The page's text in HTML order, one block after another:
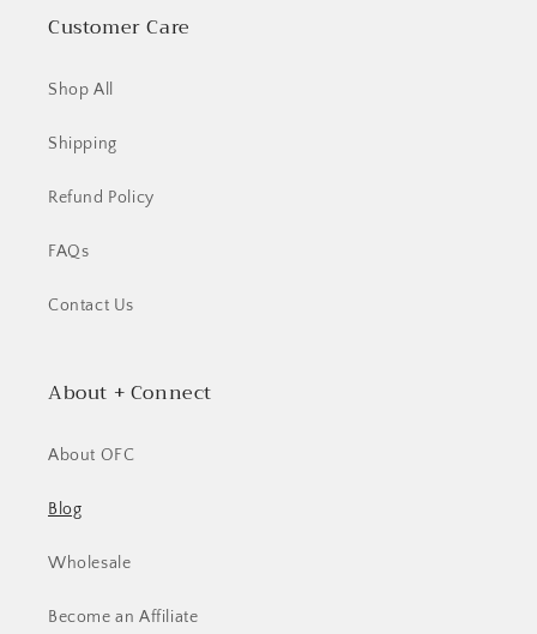
Customer Care
Shop All
Shipping
Refund Policy
FAQs
Contact Us
About + Connect
About OFC
Blog
Wholesale
Become an Affiliate